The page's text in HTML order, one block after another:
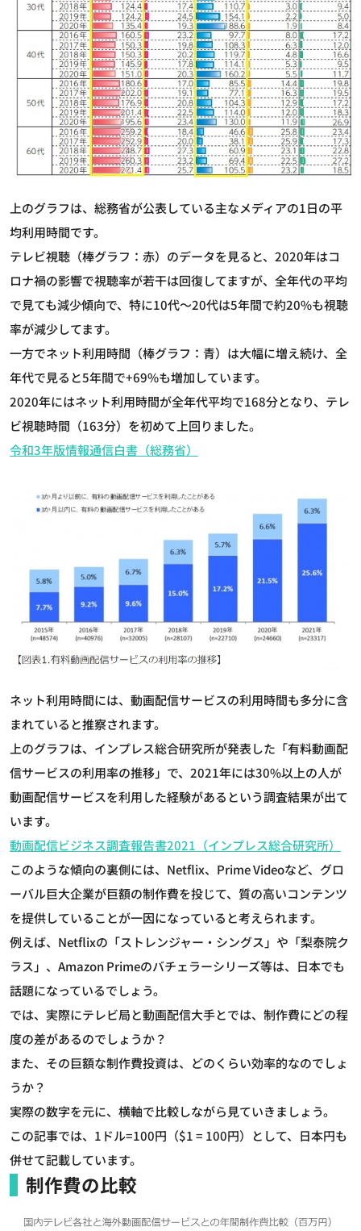
上のグラフは、総務省が公表している主なメディアの1日の平
均利用時間です。
テレビ視聴（棒グラフ：赤）のデータを見ると、2020年はコ
ロナ禍の影響で視聴率が若干は回復してますが、全年代の平均
で見ても減少傾向で、特に10代～20代は5年間で約20%も視聴
率が減少してます。
一方でネット利用時間（棒グラフ：青）は大幅に増え続け、全
年代で見ると5年間で+69%も増加しています。
2020年にはネット利用時間が全年代平均で168分となり、テレ
ビ視聴時間（163分）を初めて上回りました。
令和3年版情報通信白書（総務省）
ネット利用時間には、動画配信サービスの利用時間も多分に含
まれていると推察されます。
上のグラフは、インプレス総合研究所が発表した「有料動画配
信サービスの利用率の推移」で、2021年には30%以上の人が
動画配信サービスを利用した経験があるという調査結果が出て
います。
動画配信ビジネス調査報告書2021（インプレス総合研究所）
このような傾向の裏側には、Netflix、Prime Videoなど、グロ
ーバル巨大企業が巨額の制作費を投じて、質の高いコンテンツ
を提供していることが一因になっていると考えられます。
例えば、Netflixの「ストレンジャー・シングス」や「梨泰院ク
ラス」、Amazon Primeのバチェラーシリーズ等は、日本でも
話題になっているでしょう。
では、実際にテレビ局と動画配信大手とでは、制作費にどの程
度の差があるのでしょうか？
また、その巨額な制作費投資は、どのくらい効率的なのでしょ
うか？
実際の数字を元に、横軸で比較しながら見ていきましょう。
この記事では、1ドル=100円（$1 = 100円）として、日本円も
併せて記載しています。
制作費の比較